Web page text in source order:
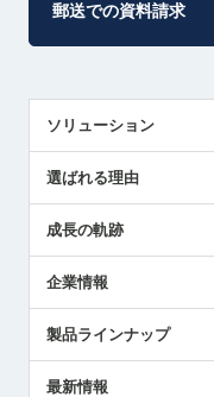
郵送での資料請求
ソリューション
解決策提案
選ばれる理由
成長の軌跡
企業情報
ごあいさつ
製品ラインナップ
最新情報